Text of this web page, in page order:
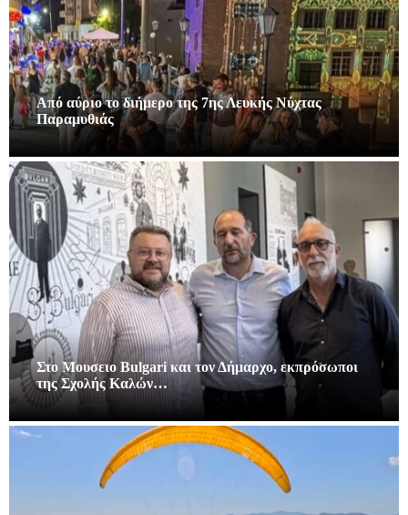
Από αύριο το διήμερο της 7ης Λευκής Νύχτας
Παραμυθιάς
Στο Μουσειο Bulgari και τον Δήμαρχο, εκπρόσωποι
της Σχολής Καλών…